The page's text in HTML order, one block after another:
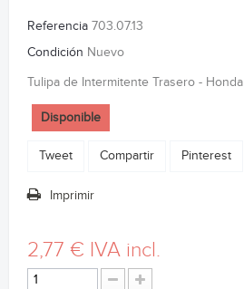
Referencia 703.07.13
Condición Nuevo
Tulipa de Intermitente Trasero - Honda
Disponible
Tweet Compartir Pinterest
Imprimir
2,77 € IVA incl.